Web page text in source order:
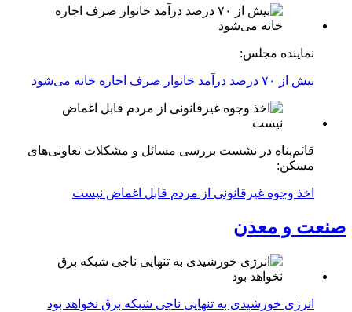
نماینده مجلس:
بیش از ۷۰ درصد درآمد خانوار صرف اجاره خانه می‌شود
قائم‌پناه در نشست بررسی مسائل و مشکلات تعاونی‌های
مسکن:
اخذ وجوه غیرقانونی از مردم قابل اغماض نیست
صنعت و معدن
انرژی خورشیدی به تنهایی ناجی شبکه برق نخواهد بود